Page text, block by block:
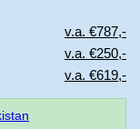
v.a. €787,-
v.a. €250,-
v.a. €619,-